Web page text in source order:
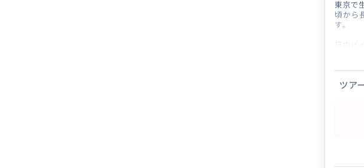
東京で
頃から
す。
す。
のに、
でい
い」
ツア